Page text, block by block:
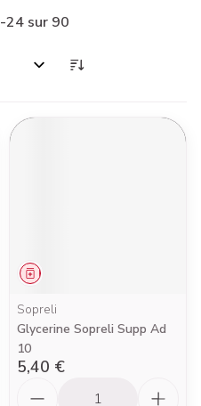
-24 sur 90
Médicament
Sopreli
Glycerine Sopreli Supp Ad
10
5,40 €